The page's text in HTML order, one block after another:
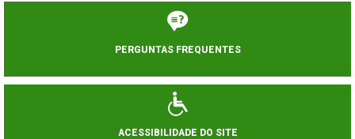
PERGUNTAS FREQUENTES
ACESSIBILIDADE DO SITE